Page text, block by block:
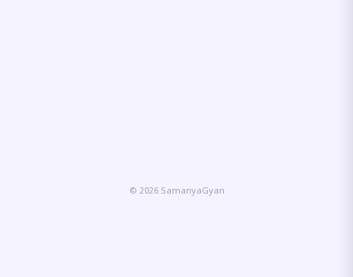
© 2026 SamanyaGyan